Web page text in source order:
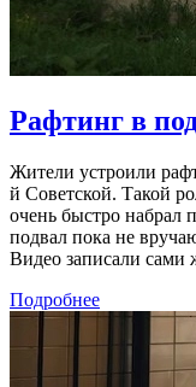
Рафтинг в
Жители устроили
й Советской. Такой
очень быстро набрал
подвал пока не
Видео записали
Подробнее